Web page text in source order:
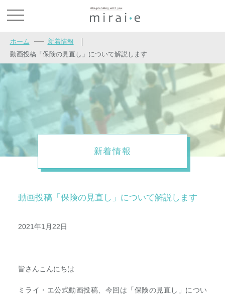
ホーム 新着情報
動画投稿「保険の見直し」について解説します
新着情報
動画投稿「保険の見直し」について解説します
2021年1月22日
皆さんこんにちは
ミライ・エ公式動画投稿、今回は「保険の見直し」につい